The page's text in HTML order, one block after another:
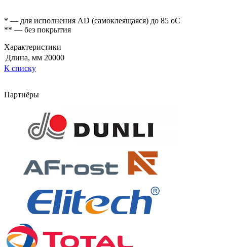
* — для исполнения AD (самоклеящаяся) до 85 оС
** — без покрытия
Характеристики
Длина, мм 20000
К списку
Партнёры